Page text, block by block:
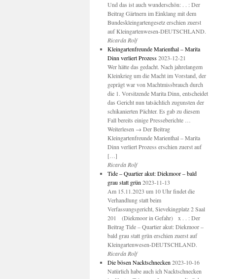
Und das ist auch wunderschön: . . : Der
Beitrag Gärtnern im Einklang mit dem
Bundeskleingartengesetz erschien zuerst
auf Kleingartenwesen-DEUTSCHLAND.
Ricarda Rolf
Kleingartenfreunde Marienthal – Marita
Dinn verliert Prozess 2023-12-21
Wer hätte das gedacht. Nach jahrelangem
Kleinkrieg um die Macht im Vorstand, der
geprägt war von Machtmissbrauch durch
die 1. Vorsitzende Marita Dinn, entscheidet
das Gericht nun tatsächlich zugunsten der
schikanierten Pächter. Es gab zu diesem
Fall bereits einige Presseberichte …
Weiterlesen → Der Beitrag
Kleingartenfreunde Marienthal – Marita
Dinn verliert Prozess erschien zuerst auf
[…]
Ricarda Rolf
Tide – Quartier akut: Diekmoor – bald
grau statt grün 2023-11-13
Am 15.11.2023 um 10 Uhr findet die
Verhandlung statt beim
Verfassungsgericht, Sievekingplatz 2 Saal
201 (Diekmoor in Gefahr) x . . : Der
Beitrag Tide – Quartier akut: Diekmoor –
bald grau statt grün erschien zuerst auf
Kleingartenwesen-DEUTSCHLAND.
Ricarda Rolf
Die bösen Nacktschnecken 2023-10-16
Natürlich habe auch ich Nacktschnecken